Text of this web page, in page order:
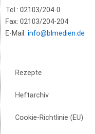
Tel.: 02103/204-0
Fax: 02103/204-204
E-Mail: info@blmedien.de
Rezepte
Heftarchiv
Cookie-Richtlinie (EU)